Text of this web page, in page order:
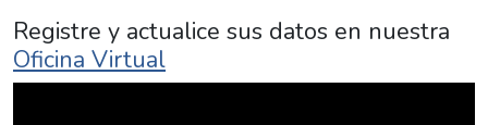
Registre y actualice sus datos en nuestra
Oficina Virtual